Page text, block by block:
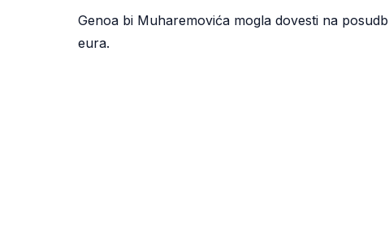
Genoa bi Muharemovića mogla dovesti na
eura.